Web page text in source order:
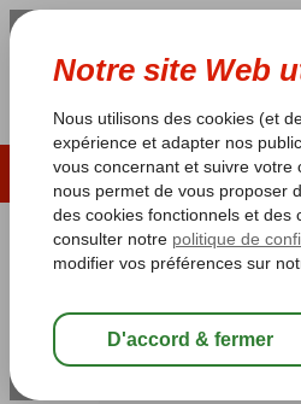
ÉTÉ 2026
Les garanties de
Happy Cretan